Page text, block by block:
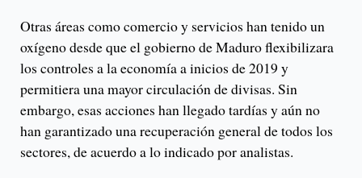
Otras áreas como comercio y servicios han tenido un
oxígeno desde que el gobierno de Maduro flexibilizara
los controles a la economía a inicios de 2019 y
permitiera una mayor circulación de divisas. Sin
embargo, esas acciones han llegado tardías y aún no
han garantizado una recuperación general de todos los
sectores, de acuerdo a lo indicado por analistas.